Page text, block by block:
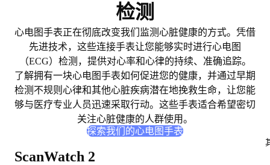
检测
心电图手表正在彻底改变我们监测心脏健康的方式。凭借
先进技术，这些连接手表让您能够实时进行心电图
（ECG）检测，提供对心率和心律的持续、准确追踪。
了解拥有一块心电图手表如何促进您的健康，并通过早期
检测不规则心律和其他心脏疾病潜在地挽救生命，让您能
够与医疗专业人员迅速采取行动。这些手表适合希望密切
关注心脏健康的人群使用。
探索我们的心电图手表
ScanWatch 2